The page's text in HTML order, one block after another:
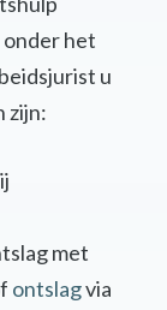
onder het
u
zijn:
met
ontslagvia